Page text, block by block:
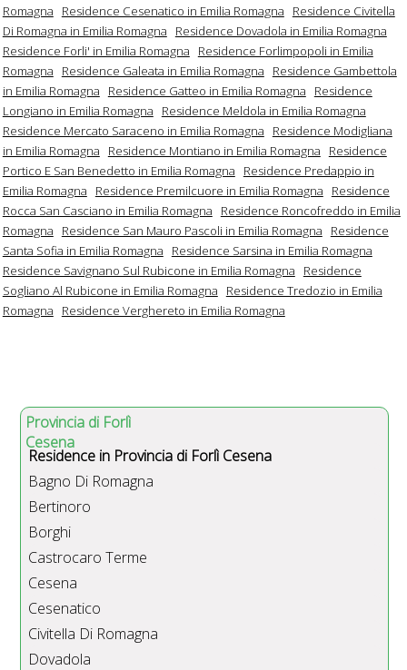
Romagna
Residence Cesenatico in Emilia Romagna
Residence Civitella
Di Romagna in Emilia Romagna
Residence Dovadola in Emilia Romagna
Residence Forli' in Emilia Romagna
Residence Forlimpopoli in Emilia
Romagna
Residence Galeata in Emilia Romagna
Residence Gambettola
in Emilia Romagna
Residence Gatteo in Emilia Romagna
Residence
Longiano in Emilia Romagna
Residence Meldola in Emilia Romagna
Residence Mercato Saraceno in Emilia Romagna
Residence Modigliana
in Emilia Romagna
Residence Montiano in Emilia Romagna
Residence
Portico E San Benedetto in Emilia Romagna
Residence Predappio in
Emilia Romagna
Residence Premilcuore in Emilia Romagna
Residence
Rocca San Casciano in Emilia Romagna
Residence Roncofreddo in Emilia
Romagna
Residence San Mauro Pascoli in Emilia Romagna
Residence
Santa Sofia in Emilia Romagna
Residence Sarsina in Emilia Romagna
Residence Savignano Sul Rubicone in Emilia Romagna
Residence
Sogliano Al Rubicone in Emilia Romagna
Residence Tredozio in Emilia
Romagna
Residence Verghereto in Emilia Romagna
Provincia di Forlì
Cesena
Residence in Provincia di Forlì Cesena
Bagno Di Romagna
Bertinoro
Borghi
Castrocaro Terme
Cesena
Cesenatico
Civitella Di Romagna
Dovadola